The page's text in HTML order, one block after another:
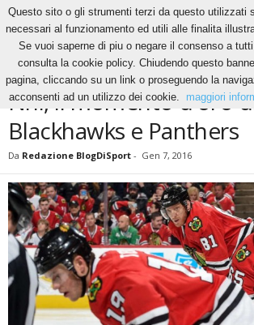
Hockey Nhl, il momento d’oro di Blackhawks e
HOCKEY NEWS
Nhl, il momento d’oro
Blackhawks e Panthers
Da Redazione BlogDiSport - Gen 7, 2016
Questo sito o gli strumenti terzi da questo utilizzati
necessari al funzionamento ed utili alle finalita
Se vuoi saperne di piu o negare il consenso a
consulta la cookie policy. Chiudendo questo
pagina, cliccando su un link o proseguendo la
acconsenti ad un utilizzo dei cookie.
maggiori